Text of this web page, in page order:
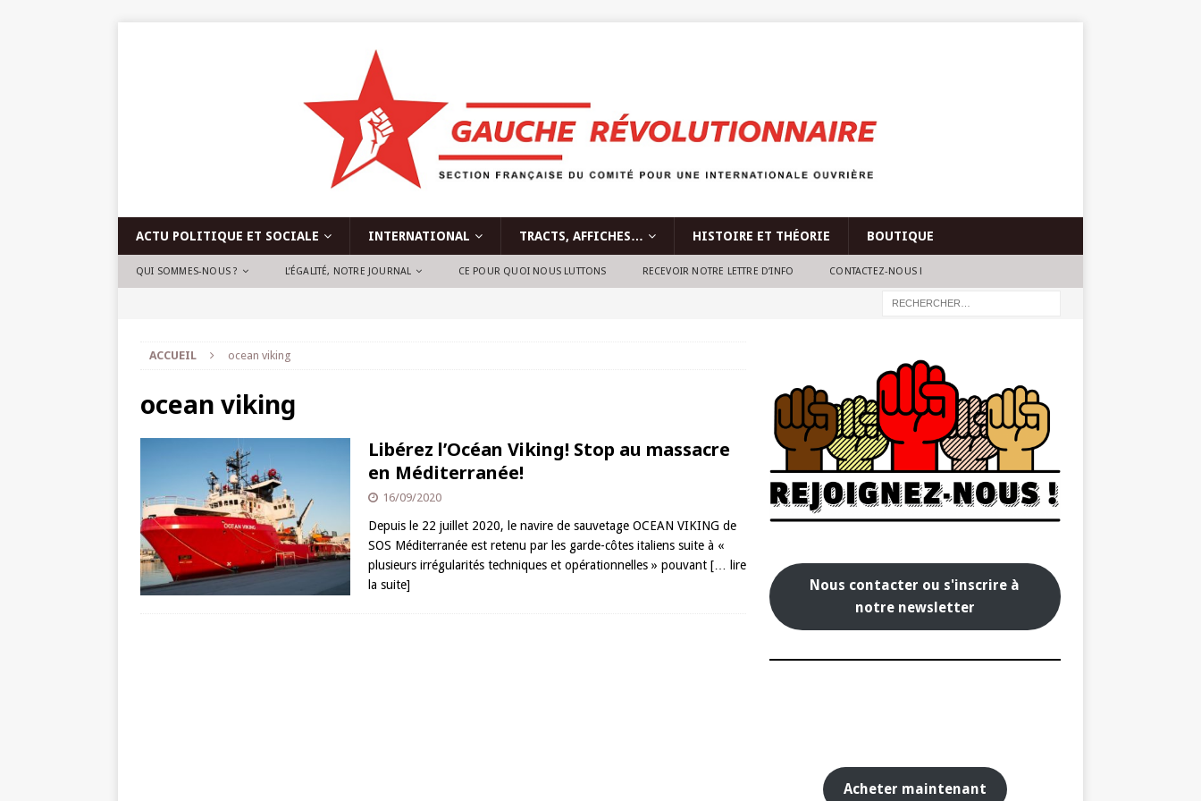
ACTU POLITIQUE ET SOCIALE INTERNATIONAL TRACTS, AFFICHES… HISTOIRE ET THÉORIE BOUTIQUE
QUI SOMMES-NOUS ? L’ÉGALITÉ, NOTRE JOURNAL CE POUR QUOI NOUS LUTTONS RECEVOIR NOTRE LETTRE D’INFO CONTACTEZ-NOUS !
ACCUEIL ocean viking
ocean viking
Libérez l’Océan Viking! Stop au massacre
en Méditerranée!
16/09/2020
Depuis le 22 juillet 2020, le navire de sauvetage OCEAN VIKING de
SOS Méditerranée est retenu par les garde-côtes italiens suite à «
plusieurs irrégularités techniques et opérationnelles » pouvant [… lire
la suite]
Nous contacter ou s'inscrire à
notre newsletter
Acheter maintenant